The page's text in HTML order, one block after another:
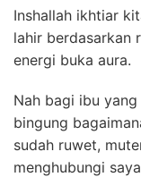
Inshallah ikhtiar
lahir berdasarkan
energi buka aura.
Nah bagi ibu
bingung
sudah ruwet,
menghubungi